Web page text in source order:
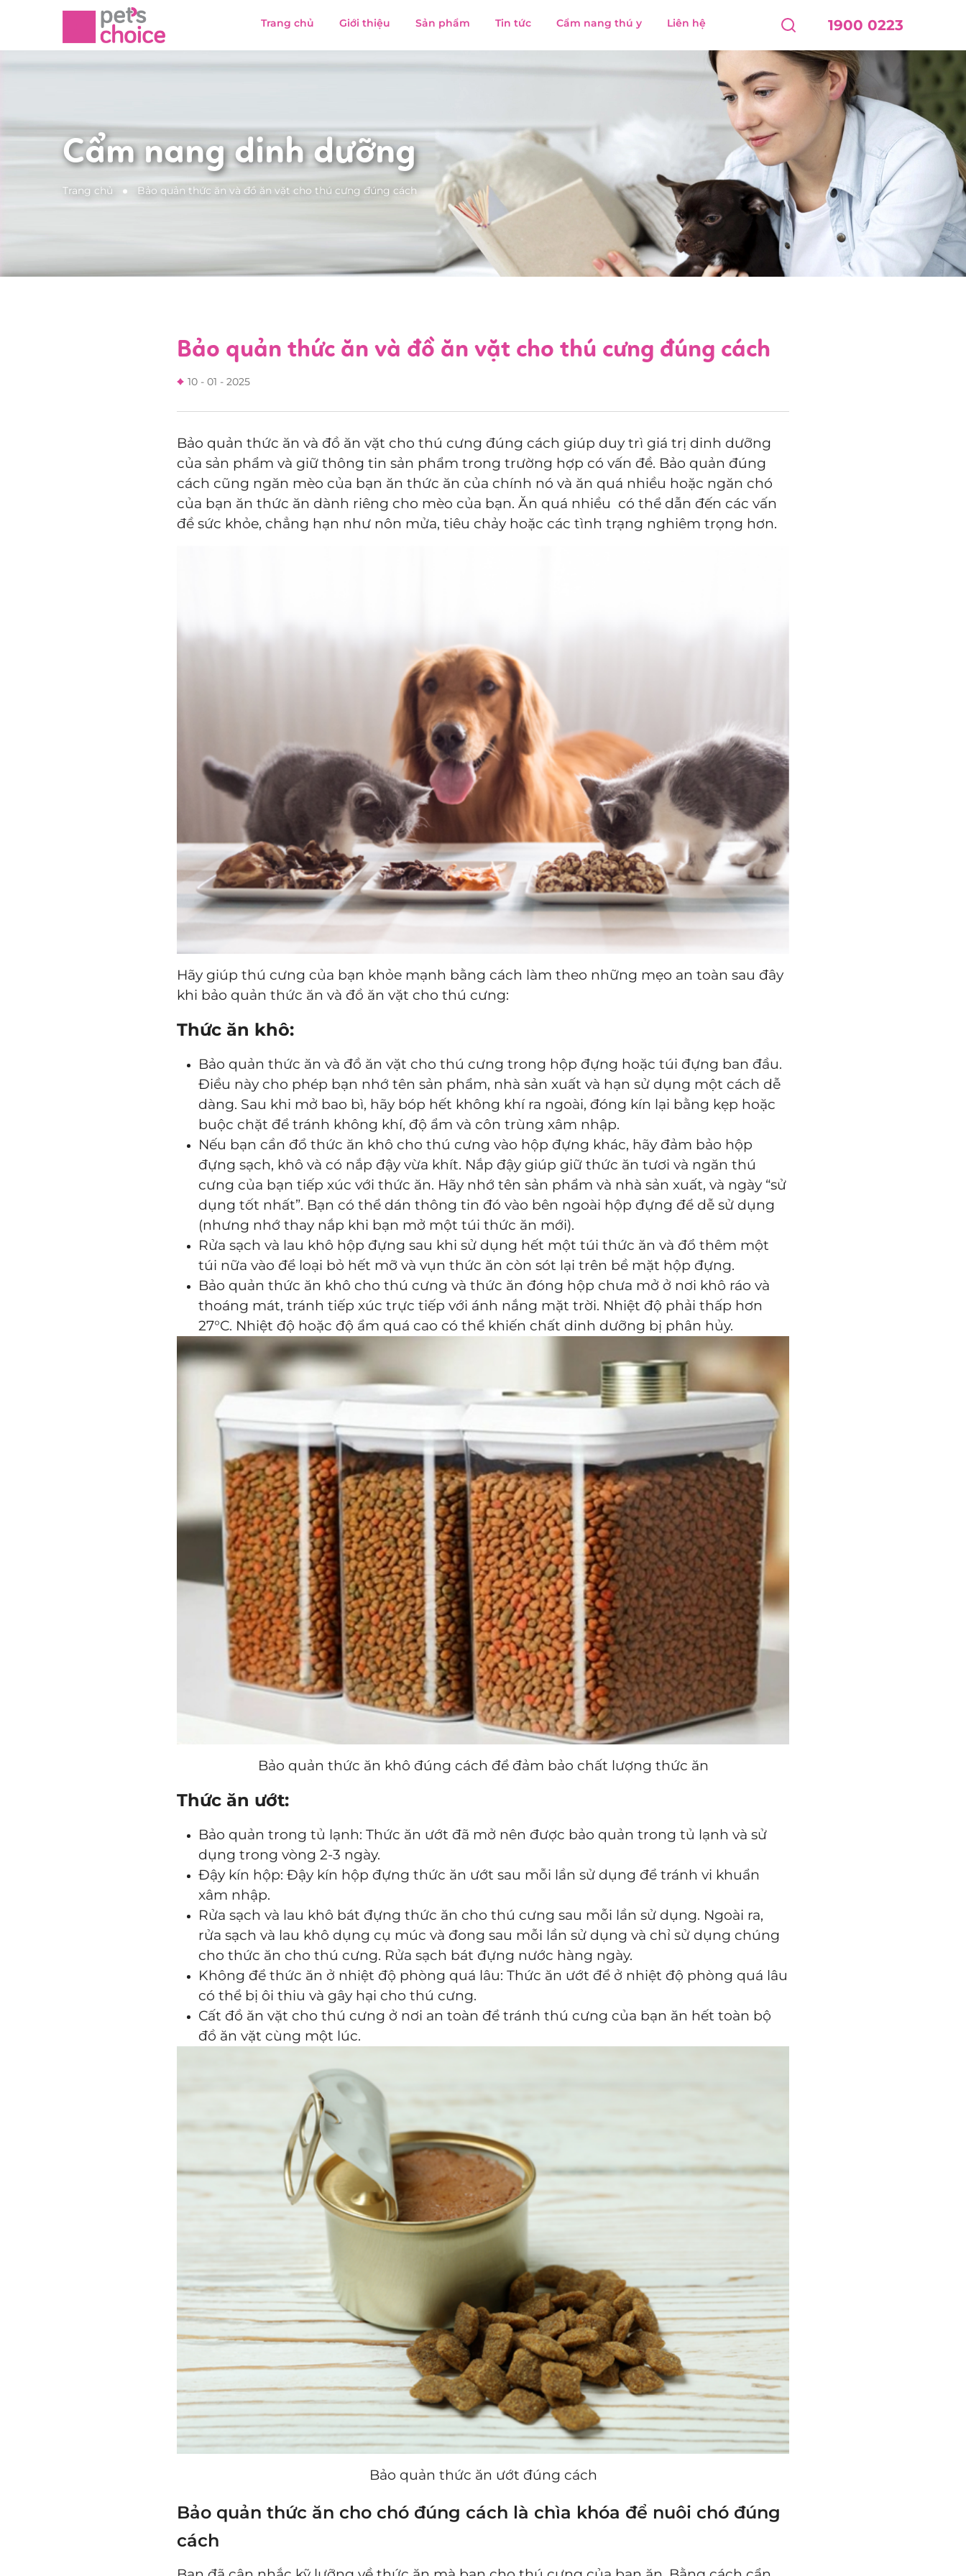
Trang chủ Giới thiệu Sản phẩm Tin tức Cẩm nang thú y Liên hệ 1900 0223
Cẩm nang dinh dưỡng
Trang chủ Bảo quản thức ăn và đồ ăn vặt cho thú cưng đúng cách
Bảo quản thức ăn và đồ ăn vặt cho thú cưng đúng cách
10 - 01 - 2025
Bảo quản thức ăn và đồ ăn vặt cho thú cưng đúng cách giúp duy trì giá trị dinh dưỡng
của sản phẩm và giữ thông tin sản phẩm trong trường hợp có vấn đề. Bảo quản đúng
cách cũng ngăn mèo của bạn ăn thức ăn của chính nó và ăn quá nhiều hoặc ngăn chó
của bạn ăn thức ăn dành riêng cho mèo của bạn. Ăn quá nhiều có thể dẫn đến các vấn
đề sức khỏe, chẳng hạn như nôn mửa, tiêu chảy hoặc các tình trạng nghiêm trọng hơn.
Hãy giúp thú cưng của bạn khỏe mạnh bằng cách làm theo những mẹo an toàn sau đây
khi bảo quản thức ăn và đồ ăn vặt cho thú cưng:
Thức ăn khô:
Bảo quản thức ăn và đồ ăn vặt cho thú cưng trong hộp đựng hoặc túi đựng ban đầu.
Điều này cho phép bạn nhớ tên sản phẩm, nhà sản xuất và hạn sử dụng một cách dễ
dàng. Sau khi mở bao bì, hãy bóp hết không khí ra ngoài, đóng kín lại bằng kẹp hoặc
buộc chặt để tránh không khí, độ ẩm và côn trùng xâm nhập.
Nếu bạn cần đổ thức ăn khô cho thú cưng vào hộp đựng khác, hãy đảm bảo hộp
đựng sạch, khô và có nắp đậy vừa khít. Nắp đậy giúp giữ thức ăn tươi và ngăn thú
cưng của bạn tiếp xúc với thức ăn. Hãy nhớ tên sản phẩm và nhà sản xuất, và ngày “sử
dụng tốt nhất”. Bạn có thể dán thông tin đó vào bên ngoài hộp đựng để dễ sử dụng
(nhưng nhớ thay nắp khi bạn mở một túi thức ăn mới).
Rửa sạch và lau khô hộp đựng sau khi sử dụng hết một túi thức ăn và đổ thêm một
túi nữa vào để loại bỏ hết mỡ và vụn thức ăn còn sót lại trên bề mặt hộp đựng.
Bảo quản thức ăn khô cho thú cưng và thức ăn đóng hộp chưa mở ở nơi khô ráo và
thoáng mát, tránh tiếp xúc trực tiếp với ánh nắng mặt trời. Nhiệt độ phải thấp hơn
27°C. Nhiệt độ hoặc độ ẩm quá cao có thể khiến chất dinh dưỡng bị phân hủy.
Bảo quản thức ăn khô đúng cách để đảm bảo chất lượng thức ăn
Thức ăn ướt:
Bảo quản trong tủ lạnh: Thức ăn ướt đã mở nên được bảo quản trong tủ lạnh và sử
dụng trong vòng 2-3 ngày.
Đậy kín hộp: Đậy kín hộp đựng thức ăn ướt sau mỗi lần sử dụng để tránh vi khuẩn
xâm nhập.
Rửa sạch và lau khô bát đựng thức ăn cho thú cưng sau mỗi lần sử dụng. Ngoài ra,
rửa sạch và lau khô dụng cụ múc và đong sau mỗi lần sử dụng và chỉ sử dụng chúng
cho thức ăn cho thú cưng. Rửa sạch bát đựng nước hàng ngày.
Không để thức ăn ở nhiệt độ phòng quá lâu: Thức ăn ướt để ở nhiệt độ phòng quá lâu
có thể bị ôi thiu và gây hại cho thú cưng.
Cất đồ ăn vặt cho thú cưng ở nơi an toàn để tránh thú cưng của bạn ăn hết toàn bộ
đồ ăn vặt cùng một lúc.
Bảo quản thức ăn ướt đúng cách
Bảo quản thức ăn cho chó đúng cách là chìa khóa để nuôi chó đúng
cách